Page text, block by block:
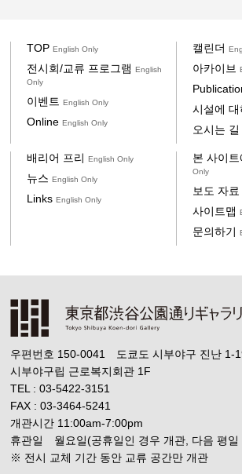
TOPEnglish Only
전시회/교류 프로그램English
Only
이벤트English Only
OnlineEnglish Only
캘린더
아카이브
시설에 대
오시는 길
배리어 프리English Only
뉴스English Only
LinksEnglish Only
본 사이
Only
보도 자료
사이트맵
문의하기
우편번호 150-0041 도쿄도 시부야구 진난 1-
시부야구립 근로복지회관 1F
TEL : 03-5422-3151
FAX : 03-3464-5241
개관시간 11:00am-7:00pm
휴관일 월요일(공휴일인 경우 개관, 다음 평일
※ 전시 교체 기간 동안 교류 공간만 개관